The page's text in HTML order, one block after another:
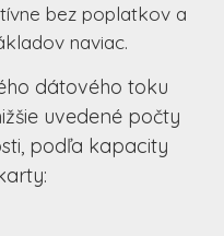
bez poplatkov a
naviac.
dátového toku
uvedené počty
podľa kapacity